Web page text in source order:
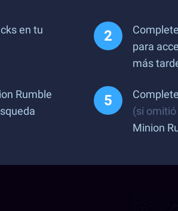
en tu
para
más
Rumble
(si
Minion